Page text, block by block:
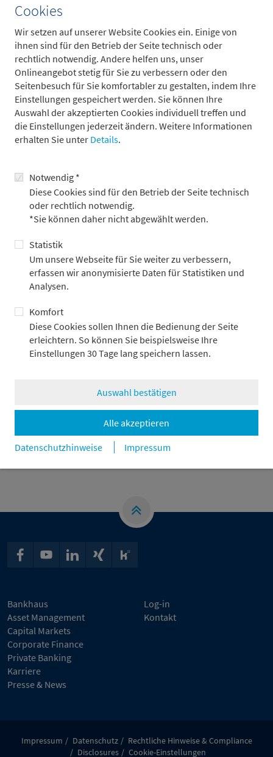
Cookies
Wir setzen auf unserer Website Cookies ein. Einige von
ihnen sind für den Betrieb der Seite technisch oder
rechtlich notwendig. Andere helfen uns, unser
Onlineangebot stetig für Sie zu verbessern oder den
Seitenbesuch für Sie komfortabler zu gestalten, indem Ihre
Einstellungen gespeichert werden. Sie können Ihre
Auswahl der akzeptierten Cookies individuell treffen und
die Einstellungen jederzeit ändern. Weitere Informationen
erhalten Sie unter Details.
Notwendig *
Diese Cookies sind für den Betrieb der Seite technisch
oder rechtlich notwendig.
*Sie können daher nicht abgewählt werden.
Statistik
Um unsere Webseite für Sie weiter zu verbessern,
erfassen wir anonymisierte Daten für Statistiken und
Analysen.
Komfort
Diese Cookies sollen Ihnen die Bedienung der Seite
erleichtern. So können Sie beispielsweise Ihre
Einstellungen 30 Tage lang speichern lassen.
Auswahl bestätigen
Alle akzeptieren
Datenschutzhinweise
Impressum
Der Weltraum ist kein fernes Zukunftsthema mehr, sondern
entwickelt sich zur neuen Infrastruktur der Weltwirtschaft.
Satellitenkonstellationen, wiederverwendbare Raketen und
datengetriebene Geschäftsmodelle werden die Space Economy
bis 2035 auf rund 1,8 Billionen US-Dollar wachsen lassen – und
das deutlich schneller als das globale BIP.
Mit dem Börsengang von SpaceX rückt die Branche zusätzlich
sondern bei Zulieferern, Tech-Giganten und europäischen
Luft- und Raumfahrtunternehmen. Gleichzeitig müssen
Kapitalintensität, Regulierung und ESG-Risiken berücksichtigt
werden.
Das aktuelle portfolio:update megatrends analysiert die
strukturellen Trends und zentralen Akteure der Space
Economy.
Detailliert informiert
„Die letzte Grenze“ – die ökonomische Erschließung des
PDF — 1 MB
zurück
Bankhaus
Asset Management
Capital Markets
Corporate Finance
Private Banking
Karriere
Presse & News
Log-in
Kontakt
Impressum Datenschutz
Rechtliche Hinweise & Compliance
Disclosures
Cookie-Einstellungen